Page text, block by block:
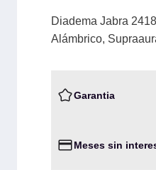
Diadema Jabra
Alámbrico,
Garantia
Meses sin